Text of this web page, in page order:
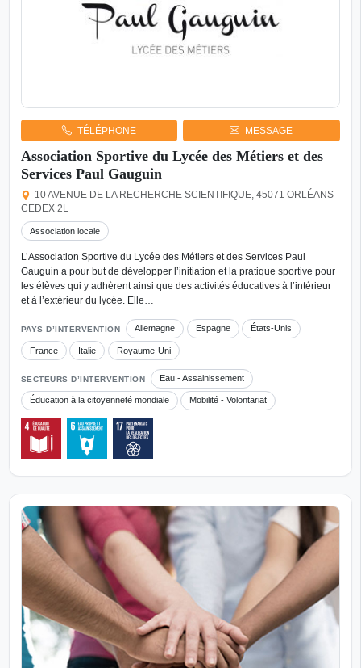
TÉLÉPHONE MESSAGE
Association Sportive du Lycée des Métiers et des
Services Paul Gauguin
10 AVENUE DE LA RECHERCHE SCIENTIFIQUE, 45071 ORLÉANS
CEDEX 2L
Association locale
L’Association Sportive du Lycée des Métiers et des Services Paul
Gauguin a pour but de développer l’initiation et la pratique sportive pour
les élèves qui y adhèrent ainsi que des activités éducatives à l’intérieur
et à l’extérieur du lycée. Elle…
PAYS D’INTERVENTION Allemagne Espagne États-Unis
France Italie Royaume-Uni
SECTEURS D’INTERVENTION Eau - Assainissement
Éducation à la citoyenneté mondiale Mobilité - Volontariat